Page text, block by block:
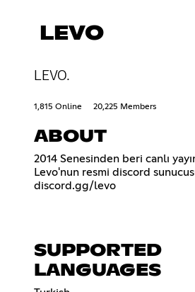
LEVO
LEVO.
1,815 Online 20,225 Members
ABOUT
2014 Senesinden beri canlı
Levo'nun resmi discord
discord.gg/levo
SUPPORTED
LANGUAGES